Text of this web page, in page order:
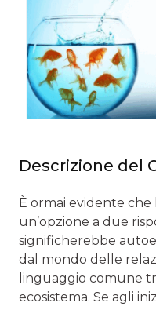
Descrizione del
È ormai evidente
un’opzione a due
significherebbe
dal mondo delle
linguaggio comune
ecosistema. Se agli